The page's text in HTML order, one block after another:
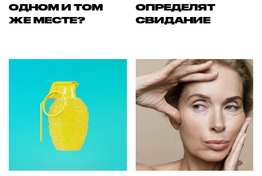
ОДНОМ И ТОМ
ЖЕ МЕСТЕ?
ОПРЕДЕЛЯТ
СВИДАНИЕ